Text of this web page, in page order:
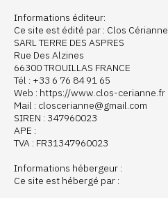
Informations éditeur:
Ce site est édité par : Clos Cérianne
SARL TERRE DES ASPRES
Rue Des Alzines
66300 TROUILLAS FRANCE
Tél : +33 6 76 84 91 65
Web : https://www.clos-cerianne.fr
Mail : closcerianne@gmail.com
SIREN : 347960023
APE :
TVA : FR31347960023
Informations hébergeur :
Ce site est hébergé par :